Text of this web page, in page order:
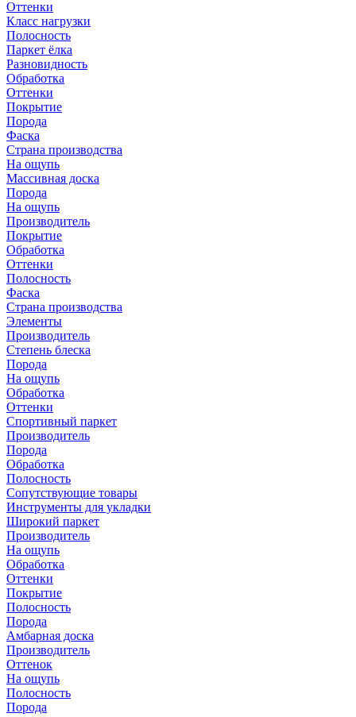
Оттенки
Класс нагрузки
Полосность
Паркет ёлка
Разновидность
Обработка
Оттенки
Покрытие
Порода
Фаска
Страна производства
На ощупь
Массивная доска
Порода
На ощупь
Производитель
Покрытие
Обработка
Оттенки
Полосность
Фаска
Страна производства
Элементы
Производитель
Степень блеска
Порода
На ощупь
Обработка
Оттенки
Спортивный паркет
Производитель
Порода
Обработка
Полосность
Сопутствующие товары
Инструменты для укладки
Широкий паркет
Производитель
На ощупь
Обработка
Оттенки
Покрытие
Полосность
Порода
Амбарная доска
Производитель
Оттенок
На ощупь
Полосность
Порода